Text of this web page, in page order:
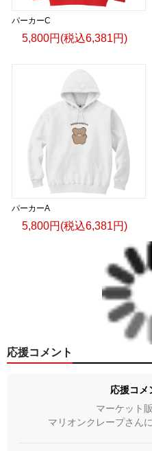
パーカーC
5,800円(税込6,381円)
パーカーA
5,800円(税込6,381円)
応援コメント
応援コ
マーケット
マリオンクレープさん